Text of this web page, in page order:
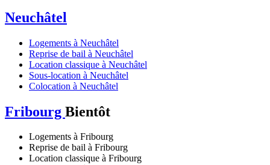
Neuchâtel
Logements à Neuchâtel
Reprise de bail à Neuchâtel
Location classique à Neuchâtel
Sous-location à Neuchâtel
Colocation à Neuchâtel
Fribourg Bientôt
Logements à Fribourg
Reprise de bail à Fribourg
Location classique à Fribourg